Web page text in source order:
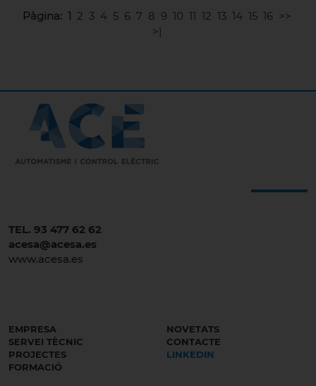
Pàgina: 1 2 3 4 5 6 7 8 9 10 11 12 13 14 15 16 >>
>|
TEL. 93 477 62 62
acesa@acesa.es
www.acesa.es
EMPRESA
SERVEI TÈCNIC
PROJECTES
FORMACIÓ
NOVETATS
CONTACTE
LINKEDIN